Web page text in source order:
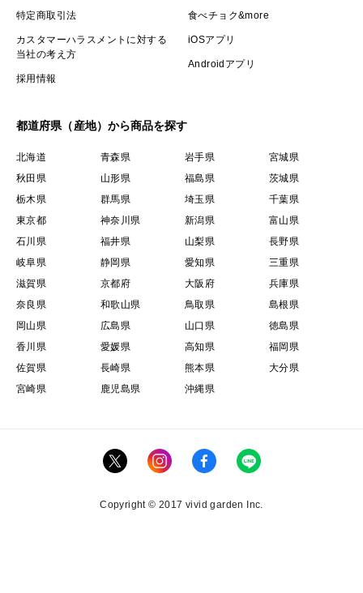
特定商取引法
カスタマーハラスメントに対する
当社の考え方
採用情報
食べチョク&more
iOSアプリ
Androidアプリ
都道府県（産地）から商品を探す
北海道 青森県 岩手県
宮城県
秋田県
山形県 福島県
茨城県
栃木県
群馬県 埼玉県
千葉県
東京都
神奈川県 新潟県
富山県
石川県
福井県 山梨県
長野県
岐阜県
静岡県 愛知県
三重県
滋賀県
京都府 大阪府
兵庫県
奈良県
和歌山県 鳥取県
島根県
岡山県
広島県 山口県
徳島県
香川県
愛媛県 高知県
福岡県
佐賀県
長崎県 熊本県
大分県
宮崎県
鹿児島県 沖縄県
Copyright © 2017 vivid garden Inc.